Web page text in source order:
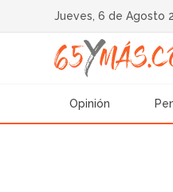
Jueves, 6 de Agosto
Opinión